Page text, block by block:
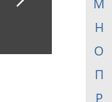
М
Н
О
П
Р